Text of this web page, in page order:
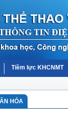
Tiềm lực KHCNMT
HÓA